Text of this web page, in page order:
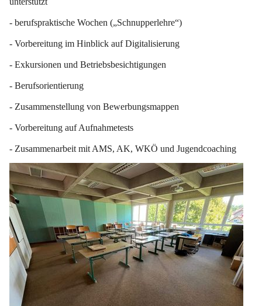
- berufspraktische Wochen („Schnupperlehre“)
- Vorbereitung im Hinblick auf Digitalisierung
- Exkursionen und Betriebsbesichtigungen
- Berufsorientierung
- Zusammenstellung von Bewerbungsmappen
- Vorbereitung auf Aufnahmetests
- Zusammenarbeit mit AMS, AK, WKÖ und Jugendcoaching